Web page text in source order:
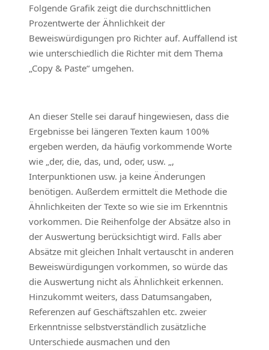
Folgende Grafik zeigt die durchschnittlichen
Prozentwerte der Ähnlichkeit der
Beweiswürdigungen pro Richter auf. Auffallend ist
wie unterschiedlich die Richter mit dem Thema
„Copy & Paste“ umgehen.
An dieser Stelle sei darauf hingewiesen, dass die
Ergebnisse bei längeren Texten kaum 100%
ergeben werden, da häufig vorkommende Worte
wie „der, die, das, und, oder, usw. „,
Interpunktionen usw. ja keine Änderungen
benötigen. Außerdem ermittelt die Methode die
Ähnlichkeiten der Texte so wie sie im Erkenntnis
vorkommen. Die Reihenfolge der Absätze also in
der Auswertung berücksichtigt wird. Falls aber
Absätze mit gleichen Inhalt vertauscht in anderen
Beweiswürdigungen vorkommen, so würde das
die Auswertung nicht als Ähnlichkeit erkennen.
Hinzukommt weiters, dass Datumsangaben,
Referenzen auf Geschäftszahlen etc. zweier
Erkenntnisse selbstverständlich zusätzliche
Unterschiede ausmachen und den